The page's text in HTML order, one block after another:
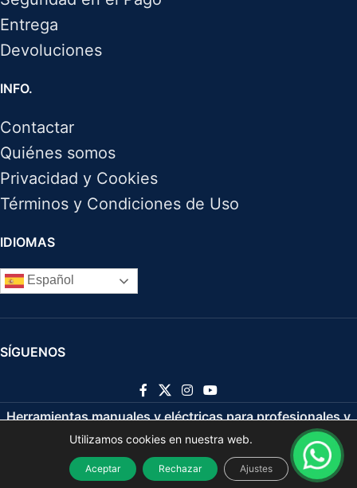
Entrega
Devoluciones
INFO.
Contactar
Quiénes somos
Privacidad y Cookies
Términos y Condiciones de Uso
IDIOMAS
Español
SÍGUENOS
Herramientas manuales y eléctricas para profesionales y
bricolaje 2021
Utilizamos cookies en nuestra web.
Aceptar Rechazar Ajustes